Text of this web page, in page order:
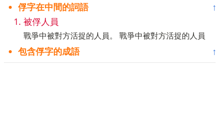
俘字在中間的詞語
↑
被俘人員
戰爭中被對方活捉的人員。 戰爭中被對方活捉的人員
包含俘字的成語 ↑